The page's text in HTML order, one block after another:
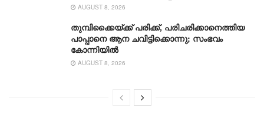
AUGUST 8, 2026
തുമ്പിക്കൈയ്ക്ക് പരിക്ക്, പരിചരിക്കാനെത്തിയ
പാപ്പാനെ ആന ചവിട്ടിക്കൊന്നു; സംഭവം
കോന്നിയിൽ
AUGUST 8, 2026